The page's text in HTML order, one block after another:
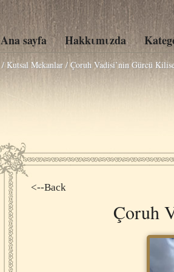
Ana sayfa Hakkιmιzda
/ Kutsal Mekanlar / Çoruh Vadisi’nin Gürcü
<--Back
Çoruh